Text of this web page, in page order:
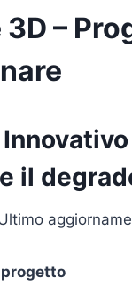
–
il